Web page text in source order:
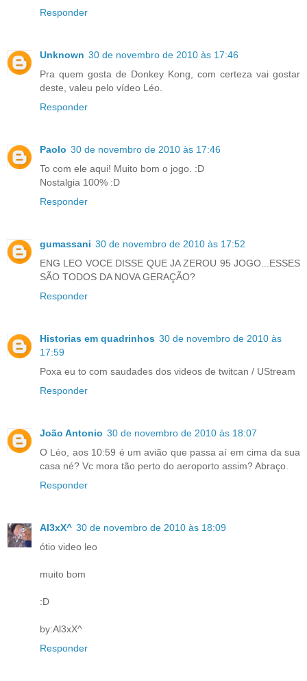
Responder
Unknown 30 de novembro de 2010 às 17:46
Pra quem gosta de Donkey Kong, com certeza vai gostar
deste, valeu pelo vídeo Léo.
Responder
Paolo 30 de novembro de 2010 às 17:46
To com ele aqui! Muito bom o jogo. :D
Nostalgia 100% :D
Responder
gumassani 30 de novembro de 2010 às 17:52
ENG LEO VOCE DISSE QUE JA ZEROU 95 JOGO...ESSES
SÃO TODOS DA NOVA GERAÇÃO?
Responder
Historias em quadrinhos 30 de novembro de 2010 às
17:59
Poxa eu to com saudades dos videos de twitcan / UStream
Responder
João Antonio 30 de novembro de 2010 às 18:07
O Léo, aos 10:59 é um avião que passa aí em cima da sua
casa né? Vc mora tão perto do aeroporto assim? Abraço.
Responder
Al3xX^ 30 de novembro de 2010 às 18:09
ótio video leo
muito bom
:D
by:Al3xX^
Responder